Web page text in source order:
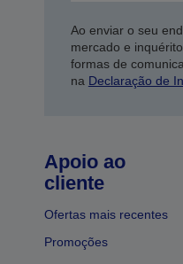
Ao enviar o seu
mercado e
formas de
na Declaração de
Apoio ao
cliente
Ofertas mais recentes
Promoções